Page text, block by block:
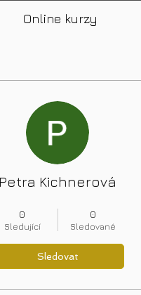
Online kurzy
Petra Kichnerová
0
Sledující
0
Sledované
Sledovat